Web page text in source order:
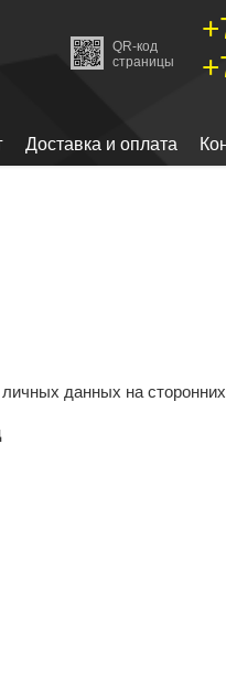
QR-код
страницы
Доставка и оплата
личных данных на